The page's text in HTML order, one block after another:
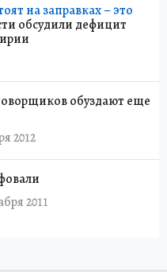
на заправках – это
обсудили дефицит
обуздают еще
2012
2011